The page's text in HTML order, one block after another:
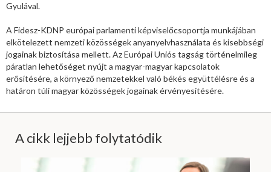
Gyulával.
A Fidesz-KDNP európai parlamenti képviselőcsoportja munkájában
elkötelezett nemzeti közösségek anyanyelvhasználata és kisebbségi
jogainak biztosítása mellett. Az Európai Uniós tagság történelmileg
páratlan lehetőséget nyújt a magyar-magyar kapcsolatok
erősítésére, a környező nemzetekkel való békés együttélésre és a
határon túli magyar közösségek jogainak érvényesítésére.
A cikk lejjebb folytatódik